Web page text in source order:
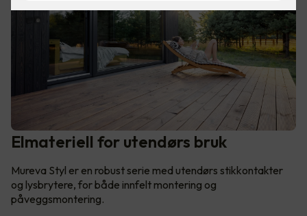
Elmateriell for utendørs bruk
Mureva Styl er en robust serie med utendørs stikkontakter
og lysbrytere, for både innfelt montering og
påveggsmontering.